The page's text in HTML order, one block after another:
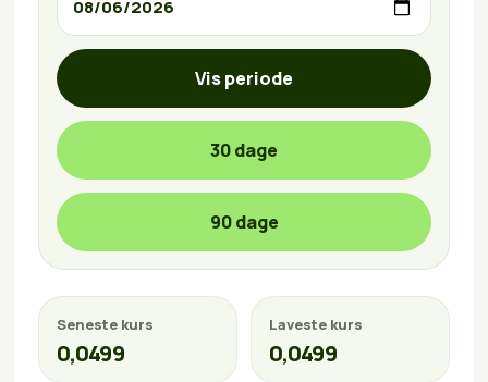
Vis periode
30 dage
90 dage
Seneste kurs
0,0499
Laveste kurs
0,0499